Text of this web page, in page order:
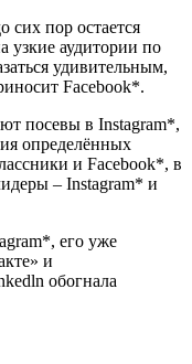
сих пор остается
узкие аудитории по
удивительным,
Facebook*.
посевы в Instagram*,
определённых
и Facebook*, в
– Instagram* и
его уже
и
обогнала